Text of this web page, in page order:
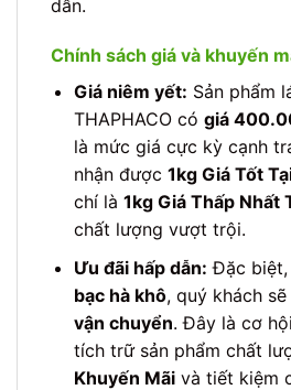
dẫn.
Chính sách giá và khuyến
Giá niêm yết: Sản phẩm
THAPHACO có giá
là mức giá cực kỳ cạnh
nhận được 1kg Giá Tốt
chí là 1kg Giá Thấp Nhất
chất lượng vượt trội.
Ưu đãi hấp dẫn: Đặc biệt,
bạc hà khô, quý khách
vận chuyển. Đây là cơ
tích trữ sản phẩm chất
Khuyến Mãivà tiết kiệm